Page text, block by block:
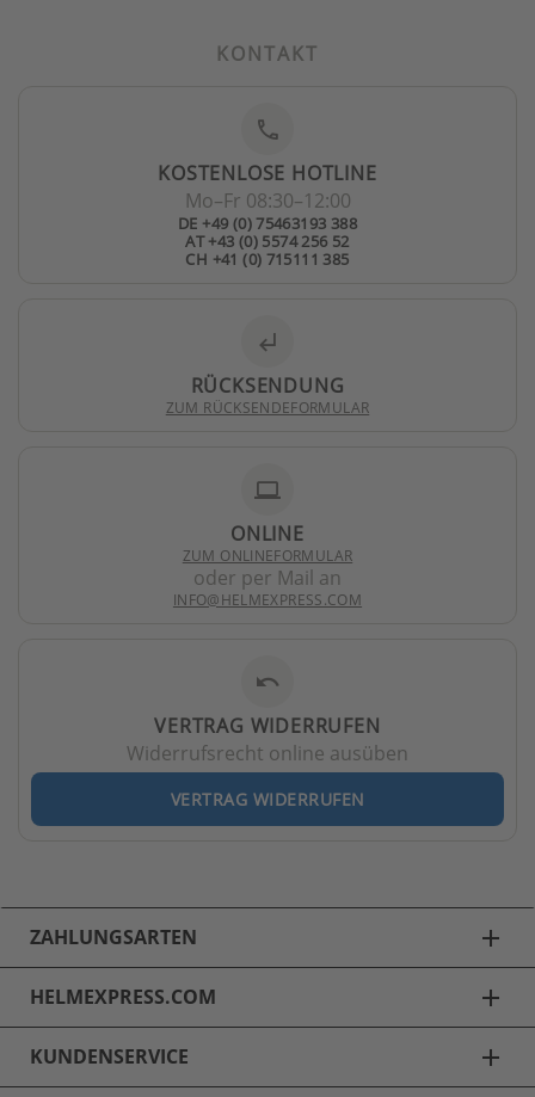
KONTAKT
phone
KOSTENLOSE HOTLINE
Mo–Fr 08:30–12:00
DE +49 (0) 75463193 388
AT +43 (0) 5574 256 52
CH +41 (0) 715111 385
subdirectory_arrow_left
RÜCKSENDUNG
ZUM RÜCKSENDEFORMULAR
laptop
ONLINE
ZUM ONLINEFORMULAR
oder per Mail an
INFO@HELMEXPRESS.COM
undo
VERTRAG WIDERRUFEN
Widerrufsrecht online ausüben
VERTRAG WIDERRUFEN
ZAHLUNGSARTEN add
HELMEXPRESS.COM add
KUNDENSERVICE add